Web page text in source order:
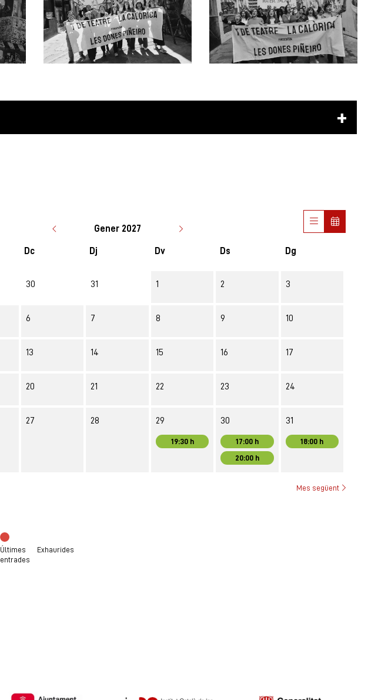
Gener 2027
Dc Dj Dv Ds Dg
30 31 1 2 3
6 7 8 9 10
13 14 15 16 17
20 21 22 23 24
27 28 29Divendres 29 de gener
19:30 h
30 Dissabte 30 de gener
17:00 h
20:00 h
31Diumenge 31 de gener
18:00 h
Mes següent
Últimes
entrades
Exhaurides